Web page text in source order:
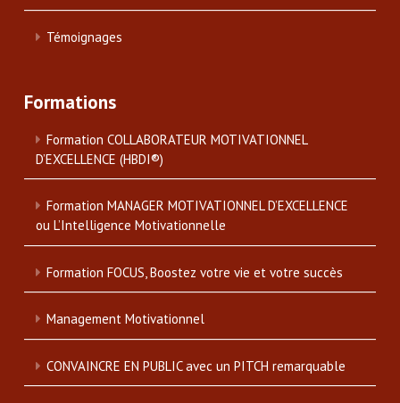
Témoignages
Formations
Formation COLLABORATEUR MOTIVATIONNEL
D’EXCELLENCE (HBDI®)
Formation MANAGER MOTIVATIONNEL D’EXCELLENCE
ou L’Intelligence Motivationnelle
Formation FOCUS, Boostez votre vie et votre succès
Management Motivationnel
CONVAINCRE EN PUBLIC avec un PITCH remarquable